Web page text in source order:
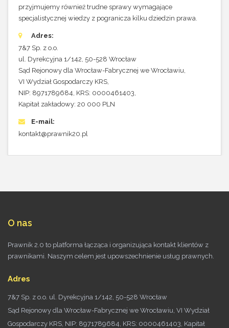
przyjmujemy również trudne sprawy wymagające
specjalistycznej wiedzy z pogranicza kilku dziedzin prawa.
Adres:
7&7 Sp. z o.o.
ul. Dyrekcyjna 1/142, 50-528 Wrocław
Sąd Rejonowy dla Wrocław-Fabrycznej we Wrocławiu,
VI Wydział Gospodarczy KRS,
NIP: 8971789684, KRS: 0000461403,
Kapitał zakładowy: 20 000 PLN
E-mail:
kontakt@prawnik20.pl
O nas
Prawnik 2.0 to platforma łącząca i organizująca kontakt klientów z
prawnikami. Naszym celem jest upowszechnienie usług prawnych.
Adres
7&7 Sp. z o.o. ul. Dyrekcyjna 1/142, 50-528 Wrocław
Sąd Rejonowy dla Wrocław-Fabrycznej we Wrocławiu, VI Wydział
Gospodarczy KRS, NIP: 8971789684, KRS: 0000461403, Kapitał